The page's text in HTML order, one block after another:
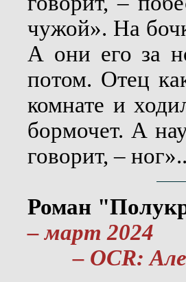
чужой». На
А они его за
потом. Отец
комнате и
бормочет. А
говорит, –
Роман
– март 2024
– OCR: